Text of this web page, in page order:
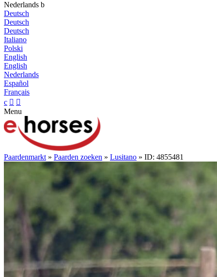
Nederlands b
Deutsch
Deutsch
Deutsch
Italiano
Polski
English
English
Nederlands
Español
Français
c  
Menu
Paardenmarkt » Paarden zoeken » Lusitano » ID: 4855481